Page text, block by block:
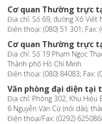
Cơ quan Thường trực
Địa chỉ: Số 69, đường Xô Viết
Điện thoại: (080) 51 301; Fax:
Cơ quan Thường trực
Địa chỉ: Số 19 Phạm Ngọc
Thành phố Hồ Chí Minh
Điện thoại: (080) 84083; Fax:
Văn phòng đại diện tại
Địa chỉ: Phòng 302, Khu Hiệu
6 Nguyễn Văn Cừ (nối dài),
Điện thoại/Fax: (0292)